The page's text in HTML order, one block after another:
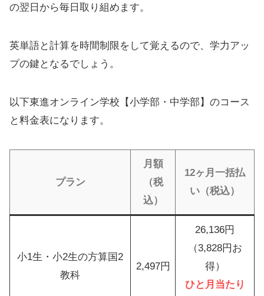
の翌日から毎日取り組めます。
英単語と計算を時間制限をして覚えるので、学力アッ
プの鍵となるでしょう。
以下東進オンライン学校【小学部・中学部】のコース
と料金表になります。
プラン
月額
（税
込）
12ヶ月一括払
い （税込）
小1生・小2生の方算国2
教科
2,497円
26,136円
（3,828円お
得）
ひと月当たり